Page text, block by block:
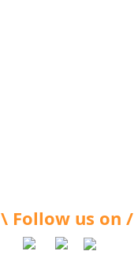
\ Follow us on /